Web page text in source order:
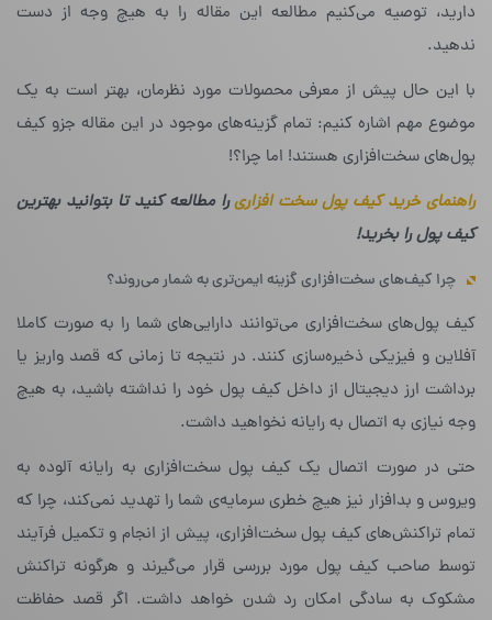
دارید، توصیه می‌کنیم مطالعه این مقاله را به هیچ وجه از دست
ندهید.
با این حال پیش از معرفی محصولات مورد نظرمان، بهتر است به یک
موضوع مهم اشاره کنیم: تمام گزینه‌های موجود در این مقاله جزو کیف
پول‌های سخت‌افزاری هستند! اما چرا؟!
راهنمای خرید کیف پول سخت افزاریرا مطالعه کنید تا بتوانید بهترین
کیف پول را بخرید!
چرا کیف‌های سخت‌افزاری گزینه ایمن‌تری به شمار می‌روند؟
کیف پول‌های سخت‌افزاری می‌توانند دارایی‌های شما را به صورت کاملا
آفلاین و فیزیکی ذخیره‌سازی کنند. در نتیجه تا زمانی که قصد واریز یا
برداشت ارز دیجیتال از داخل کیف پول خود را نداشته باشید، به هیچ
وجه نیازی به اتصال به رایانه نخواهید داشت.
حتی در صورت اتصال یک کیف پول سخت‌افزاری به رایانه آلوده به
ویروس و بدافزار نیز هیچ خطری سرمایه‌ی شما را تهدید نمی‌کند، چرا که
تمام تراکنش‌های کیف پول‌ سخت‌افزاری، پیش از انجام و تکمیل فرآیند
توسط صاحب کیف پول مورد بررسی قرار می‌گیرند و هرگونه تراکنش
مشکوک به سادگی امکان رد شدن خواهد داشت. اگر قصد حفاظت